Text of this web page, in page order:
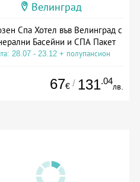
Велинград
Спа Хотел във Велинград с
Басейни и СПА Пакет
28.07 - 23.12 + полупансион
67€ / 131.04
лв.